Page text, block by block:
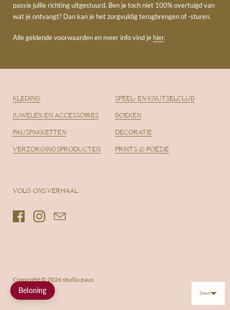
passie jullie richting uitgestuurd. Ben je toch niet 100% overtuigd van
wat je ontvangt? Dan kan je het zorgvuldig terugbrengen of -sturen.
Alle geldende voorwaarden en meer info vind je hier.
KLEDING
JUWELEN EN ACCESSOIRES
PAUSPAKKETTEN
VERZORGINGSPRODUCTEN
SPEEL- EN KNUTSELCLUB
BOEKEN
DECORATIE
PRINTS & POËZIE
VOLG ONS VERHAAL
FacebookInstagramEmail
Copyright © 2026studio paus
Beloning Dutch